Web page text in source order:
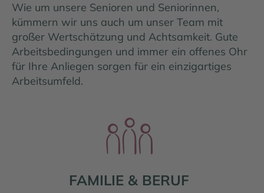
Wie um unsere Senioren und Seniorinnen,
kümmern wir uns auch um unser Team mit
großer Wertschätzung und Achtsamkeit. Gute
Arbeitsbedingungen und immer ein offenes Ohr
für Ihre Anliegen sorgen für ein einzigartiges
Arbeitsumfeld.
FAMILIE & BERUF